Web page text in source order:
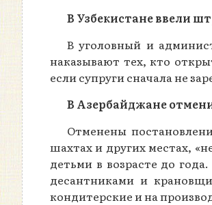
В Узбекистане ввели
В уголовный и
наказывают тех, кто
если супруги сначала не
В Азербайджане
Отменены
шахтах и других местах,
детьми в возрасте до
десантниками и
кондитерские и на